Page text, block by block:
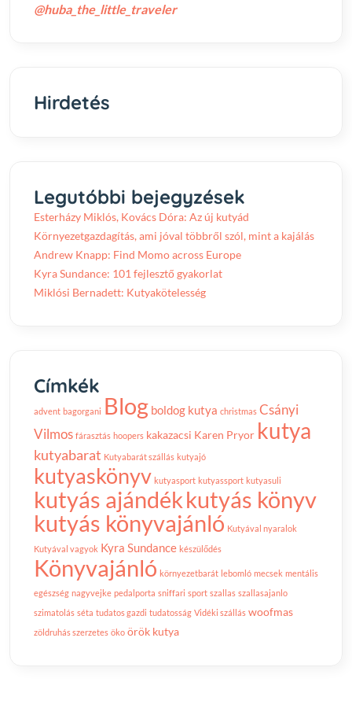
@huba_the_little_traveler
Hirdetés
Legutóbbi bejegyzések
Esterházy Miklós, Kovács Dóra: Az új kutyád
Környezetgazdagítás, ami jóval többről szól, mint a kajálás
Andrew Knapp: Find Momo across Europe
Kyra Sundance: 101 fejlesztő gyakorlat
Miklósi Bernadett: Kutyakötelesség
Címkék
advent bagorgani Blog boldog kutya christmas Csányi
Vilmos fárasztás hoopers kakazacsi Karen Pryor kutya
kutyabarat Kutyabarát szállás kutyajó
kutyaskönyv kutyasport kutyassport kutyasuli
kutyás ajándékkutyás könyv
kutyás könyvajánló Kutyával nyaralok
Kutyával vagyok Kyra Sundance készülődés
Könyvajánló környezetbarát lebomló mecsek mentális
egészség nagyvejke pedalporta sniffari sport szallas szallasajanlo
szimatolás séta tudatos gazdi tudatosság Vidéki szállás woofmas
zöldruhás szerzetes öko örök kutya